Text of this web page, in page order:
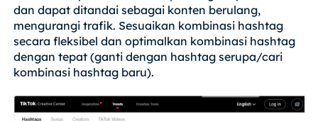
dan dapat ditandai sebagai konten berulang,
mengurangi trafik. Sesuaikan kombinasi hashtag
secara fleksibel dan optimalkan kombinasi hashtag
dengan tepat (ganti dengan hashtag serupa/cari
kombinasi hashtag baru).